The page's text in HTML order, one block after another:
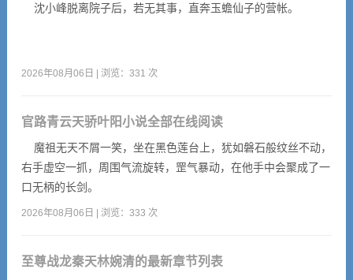
沈小峰脱离院子后，若无其事，直奔玉蟾仙子的营帐。
2026年08月06日 | 浏览：331 次
官路青云天骄叶阳小说全部在线阅读
魔祖无天不屑一笑，坐在黑色莲台上，犹如磐石般纹丝不动，
右手虚空一抓，周围气流旋转，罡气暴动，在他手中会聚成了一
口无柄的长剑。
2026年08月06日 | 浏览：333 次
至尊战龙秦天林婉清的最新章节列表